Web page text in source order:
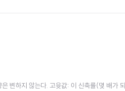
변하지 않는다. 고윳값: 이 신축률(몇 배가